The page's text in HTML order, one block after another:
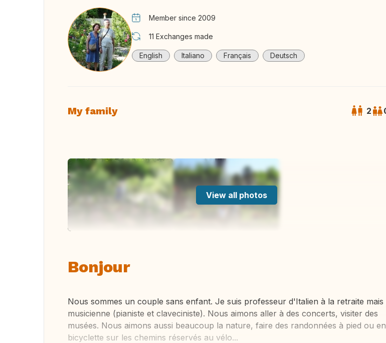
Member since 2009
11 Exchanges made
English Italiano Français Deutsch
My family 2
View all photos
Bonjour
Nous sommes un couple sans enfant. Je suis professeur d'Italien à la retraite mais
musicienne (pianiste et claveciniste). Nous aimons aller à des concerts, visiter des
musées. Nous aimons aussi beaucoup la nature, faire des randonnées à pied ou en
bicyclette sur les chemins réservés au vélo...